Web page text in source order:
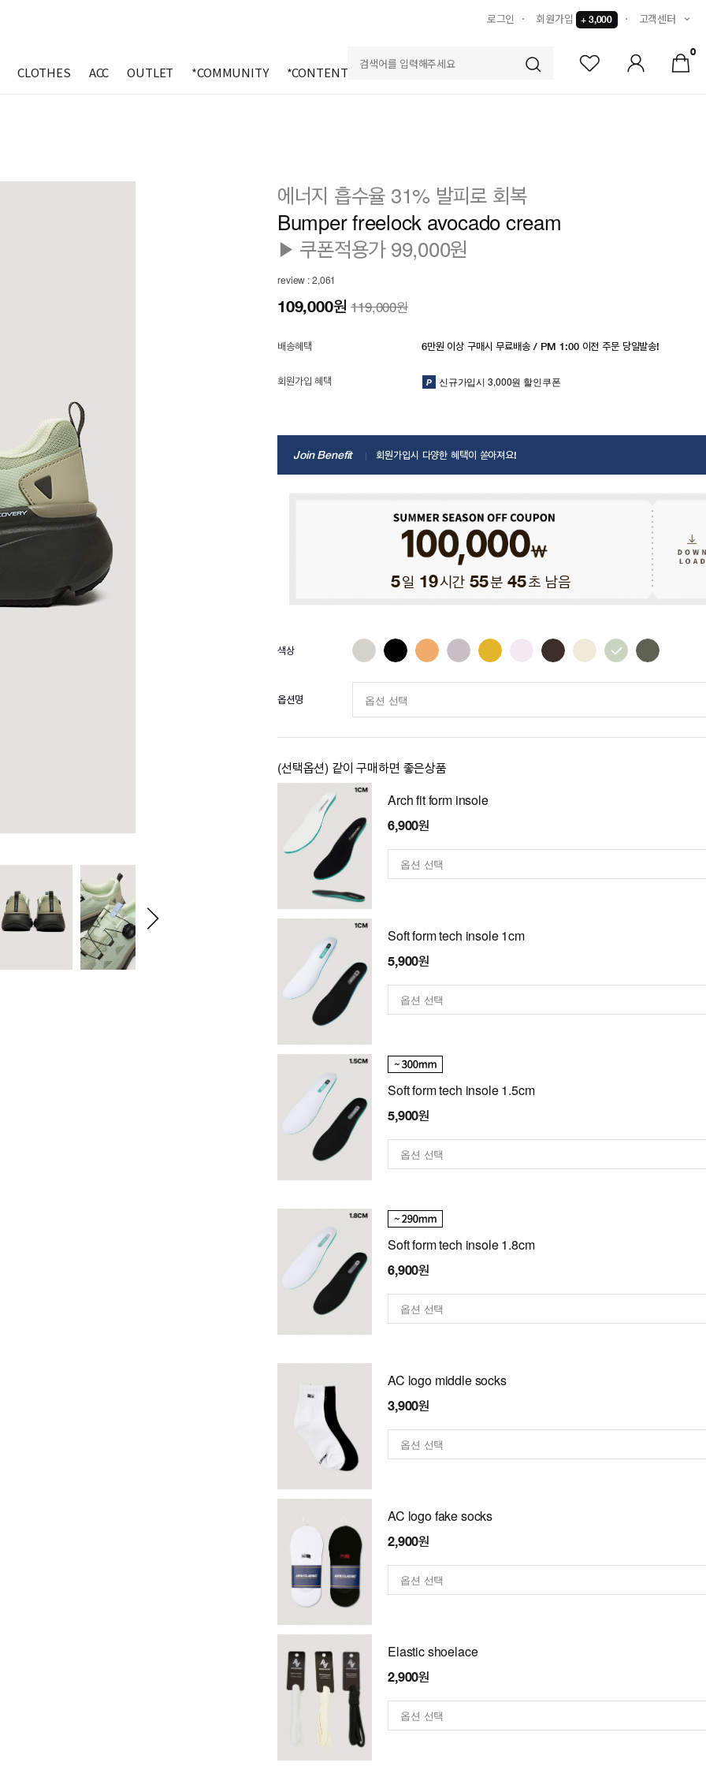
로그인 회원가입 + 3,000 고객센터
CLOTHES ACC OUTLET *COMMUNITY *CONTENTS
0
에너지 흡수율 31% 발피로 회복
Bumper freelock avocado cream
▶ 쿠폰적용가 99,000원
review : 2,061
109,000원119,000원
배송혜택 6만원 이상 구매시 무료배송 / PM 1:00 이전 주문 당일발송!
회원가입 혜택 신규가입시 3,000원 할인쿠폰
Join Benefit 회원가입시 다양한 혜택이 쏟아져요!
5일 19시간 55분 43초 남음
옵션명
(선택옵션) 같이 구매하면 좋은상품
Arch fit form insole
6,900원
Soft form tech insole 1cm
5,900원
Soft form tech insole 1.5cm
5,900원
Soft form tech insole 1.8cm
6,900원
AC logo middle socks
3,900원
AC logo fake socks
2,900원
Elastic shoelace
2,900원